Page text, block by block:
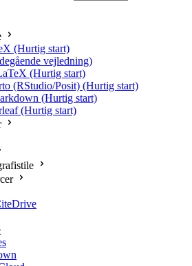
(Hurtig start)
vejledning)
(Hurtig start)
(RStudio/Posit) (Hurtig start)
(Hurtig start)
(Hurtig start)